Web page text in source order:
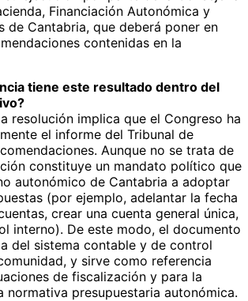
Financiación Autonómica y
de Cantabria, que deberá poner en
contenidas en la
tiene este resultado dentro del
resolución implica que el Congreso ha
el informe del Tribunal de
Aunque no se trata de
constituye un mandato político que
autonómico de Cantabria a adoptar
(por ejemplo, adelantar la fecha
crear una cuenta general única,
interno). De este modo, el documento
del sistema contable y de control
y sirve como referencia
de fiscalización y para la
normativa presupuestaria autonómica.